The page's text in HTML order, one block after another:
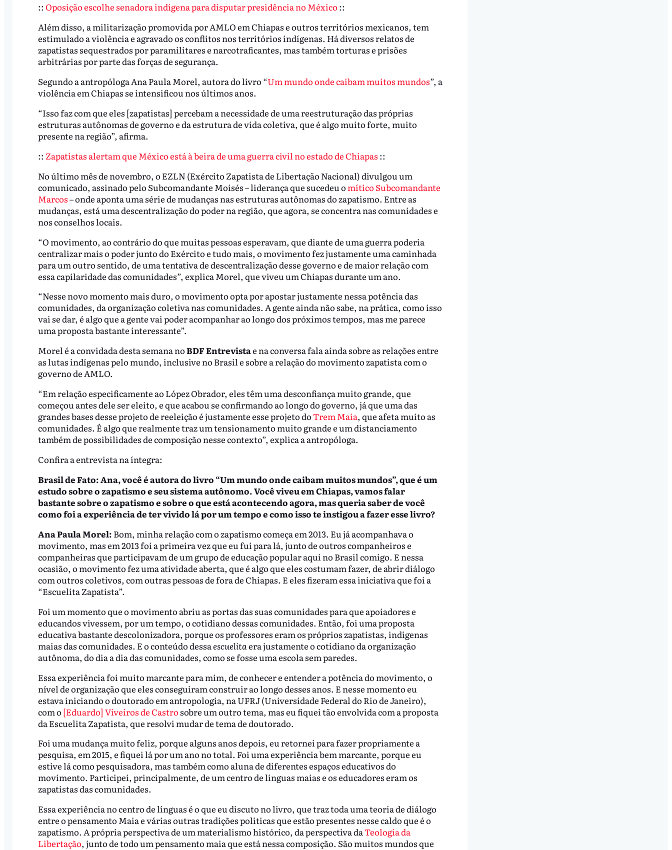
:: Oposição escolhe senadora indígena para disputar presidência no México ::
Além disso, a militarização promovida por AMLO em Chiapas e outros territórios mexicanos, tem
estimulado a violência e agravado os conflitos nos territórios indígenas. Há diversos relatos de
zapatistas sequestrados por paramilitares e narcotraficantes, mas também torturas e prisões
arbitrárias por parte das forças de segurança.
Segundo a antropóloga Ana Paula Morel, autora do livro “Um mundo onde caibam muitos mundos”, a
violência em Chiapas se intensificou nos últimos anos.
“Isso faz com que eles [zapatistas] percebam a necessidade de uma reestruturação das próprias
estruturas autônomas de governo e da estrutura de vida coletiva, que é algo muito forte, muito
presente na região”, afirma.
:: Zapatistas alertam que México está à beira de uma guerra civil no estado de Chiapas ::
No último mês de novembro, o EZLN (Exército Zapatista de Libertação Nacional) divulgou um
comunicado, assinado pelo Subcomandante Moisés – liderança que sucedeu o mítico Subcomandante
Marcos– onde aponta uma série de mudanças nas estruturas autônomas do zapatismo. Entre as
mudanças, está uma descentralização do poder na região, que agora, se concentra nas comunidades e
nos conselhos locais.
“O movimento, ao contrário do que muitas pessoas esperavam, que diante de uma guerra poderia
centralizar mais o poder junto do Exército e tudo mais, o movimento fez justamente uma caminhada
para um outro sentido, de uma tentativa de descentralização desse governo e de maior relação com
essa capilaridade das comunidades”, explica Morel, que viveu um Chiapas durante um ano.
“Nesse novo momento mais duro, o movimento opta por apostar justamente nessa potência das
comunidades, da organização coletiva nas comunidades. A gente ainda não sabe, na prática, como isso
vai se dar, é algo que a gente vai poder acompanhar ao longo dos próximos tempos, mas me parece
uma proposta bastante interessante”.
Morel é a convidada desta semana noBDF Entrevistae na conversa fala ainda sobre as relações entre
as lutas indígenas pelo mundo, inclusive no Brasil e sobre a relação do movimento zapatista com o
governo de AMLO.
“Em relação especificamente ao López Obrador, eles têm uma desconfiança muito grande, que
começou antes dele ser eleito, e que acabou se confirmando ao longo do governo, já que uma das
grandes bases desse projeto de reeleição é justamente esse projeto doTrem Maia, que afeta muito as
comunidades. É algo que realmente traz um tensionamento muito grande e um distanciamento
também de possibilidades de composição nesse contexto”, explica a antropóloga.
Confira a entrevista na íntegra:
Brasil de Fato: Ana, você é autora do livro “Um mundo onde caibam muitos mundos”, que é um
estudo sobre o zapatismo e seu sistema autônomo. Você viveu em Chiapas, vamos falar
bastante sobre o zapatismo e sobre o que está acontecendo agora, mas queria saber de você
como foi a experiência de ter vivido lá por um tempo e como isso te instigou a fazer esse livro?
Ana Paula Morel: Bom, minha relação com o zapatismo começa em 2013. Eu já acompanhava o
movimento, mas em 2013 foi a primeira vez que eu fui para lá, junto de outros companheiros e
companheiras que participavam de um grupo de educação popular aqui no Brasil comigo. E nessa
ocasião, o movimento fez uma atividade aberta, que é algo que eles costumam fazer, de abrir diálogo
com outros coletivos, com outras pessoas de fora de Chiapas. E eles fizeram essa iniciativa que foi a
“Escuelita Zapatista”.
Foi um momento que o movimento abriu as portas das suas comunidades para que apoiadores e
educandos vivessem, por um tempo, o cotidiano dessas comunidades. Então, foi uma proposta
educativa bastante descolonizadora, porque os professores eram os próprios zapatistas, indígenas
maias das comunidades. E o conteúdo dessaescuelita era justamente o cotidiano da organização
autônoma, do dia a dia das comunidades, como se fosse uma escola sem paredes.
Essa experiência foi muito marcante para mim, de conhecer e entender a potência do movimento, o
nível de organização que eles conseguiram construir ao longo desses anos. E nesse momento eu
estava iniciando o doutorado em antropologia, na UFRJ (Universidade Federal do Rio de Janeiro),
com o [Eduardo] Viveiros de Castro sobre um outro tema, mas eu fiquei tão envolvida com a proposta
da Escuelita Zapatista, que resolvi mudar de tema de doutorado.
Foi uma mudança muito feliz, porque alguns anos depois, eu retornei para fazer propriamente a
pesquisa, em 2015, e fiquei lá por um ano no total. Foi uma experiência bem marcante, porque eu
estive lá como pesquisadora, mas também como aluna de diferentes espaços educativos do
movimento. Participei, principalmente, de um centro de línguas maias e os educadores eram os
zapatistas das comunidades.
Essa experiência no centro de línguas é o que eu discuto no livro, que traz toda uma teoria de diálogo
entre o pensamento Maia e várias outras tradições políticas que estão presentes nesse caldo que é o
zapatismo. A própria perspectiva de um materialismo histórico, da perspectiva daTeologia da
Libertação, junto de todo um pensamento maia que está nessa composição. São muitos mundos que